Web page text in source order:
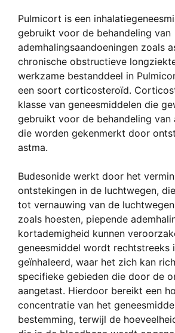
Pulmicort is een
gebruikt voor de behandeling van
ademhalingsaandoeningen zoals
chronische obstructieve
werkzame bestanddeel in
een soort corticosteroïd.
klasse van geneesmiddelen die
gebruikt voor de behandeling van
die worden gekenmerkt door
astma.
Budesonide werkt door het
ontstekingen in de luchtwegen,
tot vernauwing van de
zoals hoesten, piepende
kortademigheid kunnen
geneesmiddel wordt rechtstreeks
geïnhaleerd, waar het zich kan
specifieke gebieden die door de
aangetast. Hierdoor bereikt een
concentratie van het
bestemming, terwijl de